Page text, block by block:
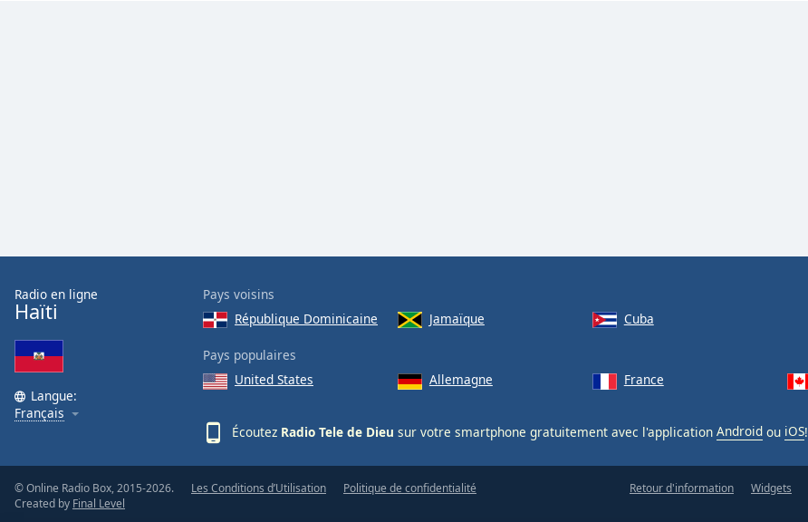
Text
Background
Color
Opacity
Caption
Area
Background
Radio en ligne
Haïti
Langue:
Français
Pays voisins
République Dominicaine
Jamaïque Cuba
Pays populaires
United States
Allemagne France
Écoutez Radio Tele de Dieu sur votre smartphone gratuitement avec l'application Android ou iOS!
© Online Radio Box, 2015-2026.
Created by Final Level
Les Conditions d’Utilisation Politique de confidentialité Retour d'information Widgets